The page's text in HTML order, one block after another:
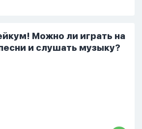
Можно ли играть на
и слушать музыку?